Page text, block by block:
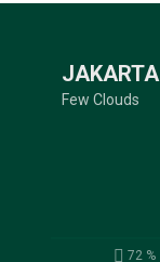
JAKARTA
Few Clouds
72 %